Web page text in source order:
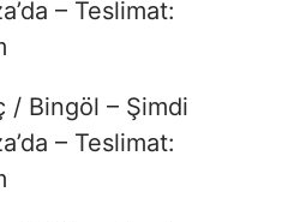
– Teslimat:
/ Bingöl – Şimdi
– Teslimat: